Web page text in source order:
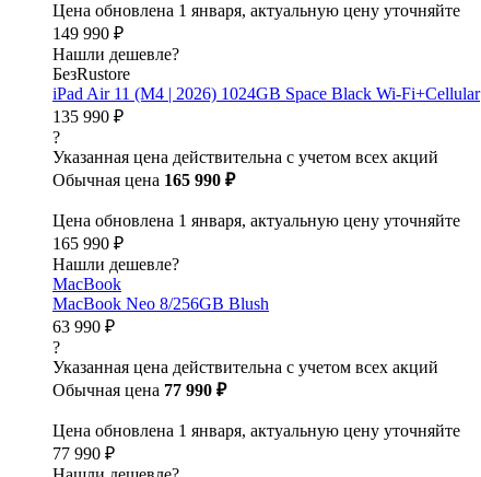
Цена обновлена 1 января, актуальную цену уточняйте
149 990 ₽
Нашли дешевле?
БезRustore
iPad Air 11 (M4 | 2026) 1024GB Space Black Wi-Fi+Cellular
135 990 ₽
?
Указанная цена действительна с учетом всех акций
Обычная цена 165 990 ₽
Цена обновлена 1 января, актуальную цену уточняйте
165 990 ₽
Нашли дешевле?
MacBook
MacBook Neo 8/256GB Blush
63 990 ₽
?
Указанная цена действительна с учетом всех акций
Обычная цена 77 990 ₽
Цена обновлена 1 января, актуальную цену уточняйте
77 990 ₽